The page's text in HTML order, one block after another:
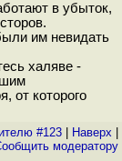
в убыток,
им невидать
халяве -
от которого
#123 Наверх
модератору